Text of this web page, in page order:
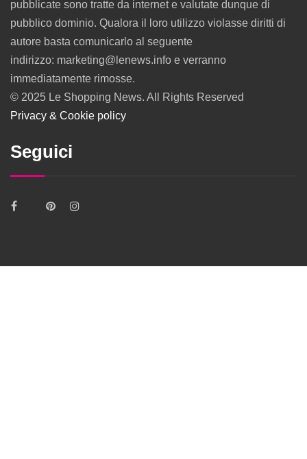
pubblicate sono tratte da internet e valutate dunque di
pubblico dominio. Qualora il loro utilizzo violasse diritti di
autore basta comunicarlo al seguente
indirizzo: marketing@lenews.info e verranno
immediatamente rimosse.
© 2025 Le Shopping News. All Rights Reserved
Privacy & Cookie policy
Seguici